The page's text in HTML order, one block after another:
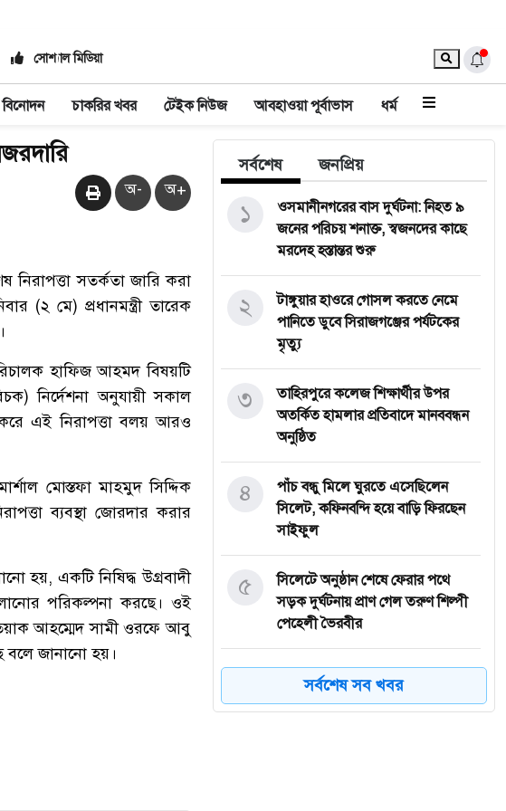
সোশ্যাল মিডিয়া
বিনোদন চাকরির খবর টেইক নিউজ আবহাওয়া পূর্বাভাস ধর্ম
অ- অ+
নিরাপত্তা সতর্কতা জারি করা
(২ মে) প্রধানমন্ত্রী তারেক
হাফিজ আহমদ বিষয়টি
নির্দেশনা অনুযায়ী সকাল
করে এই নিরাপত্তা বলয় আরও
মোস্তফা মাহমুদ সিদ্দিক
ব্যবস্থা জোরদার করার
হয়, একটি নিষিদ্ধ উগ্রবাদী
পরিকল্পনা করছে। ওই
আহম্মেদ সামী ওরফে আবু
জানানো হয়।
সর্বশেষ জনপ্রিয়
‎ওসমানীনগরের বাস দুর্ঘটনা: নিহত ৯
জনের পরিচয় শনাক্ত, স্বজনদের কাছে
মরদেহ হস্তান্তর শুরু
১
টাঙ্গুয়ার হাওরে গোসল করতে নেমে
পানিতে ডুবে সিরাজগঞ্জের পর্যটকের
মৃত্যু
২
তাহিরপুরে কলেজ শিক্ষার্থীর উপর
অতর্কিত হামলার প্রতিবাদে মানববন্ধন
অনুষ্ঠিত
৩
পাঁচ বন্ধু মিলে ঘুরতে এসেছিলেন
সিলেট, কফিনবন্দি হয়ে বাড়ি ফিরছেন
সাইফুল
৪
সিলেটে অনুষ্ঠান শেষে ফেরার পথে
সড়ক দুর্ঘটনায় প্রাণ গেল তরুণ শিল্পী
পেহেলী ভৈরবীর
৫
ওসমানীনগরে ইউনিক ও বেঙ্গল
পরিবহনের সংঘর্ষ, নিহত ৯ আহত অন্তত
২৫
সর্বশেষ সব খবর